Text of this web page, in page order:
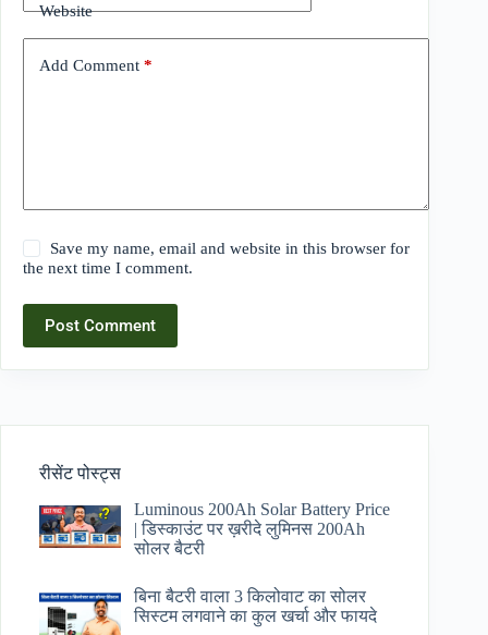
Website
Add Comment *
Save my name, email and website in this browser for
the next time I comment.
Post Comment
रीसेंट पोस्ट्स
Luminous 200Ah Solar Battery Price​
| डिस्काउंट पर ख़रीदे लुमिनस 200Ah
सोलर बैटरी
बिना बैटरी वाला 3 किलोवाट का सोलर
सिस्टम लगवाने का कुल खर्चा और फायदे